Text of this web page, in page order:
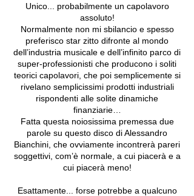
Unico... probabilmente un capolavoro
assoluto!
Normalmente non mi sbilancio e spesso
preferisco star zitto difronte al mondo
dell’industria musicale e dell’infinito parco di
super-professionisti che producono i soliti
teorici capolavori, che poi semplicemente si
rivelano semplicissimi prodotti industriali
rispondenti alle solite dinamiche
finanziarie…
Fatta questa noiosissima premessa due
parole su questo disco di Alessandro
Bianchini, che ovviamente incontrerà pareri
soggettivi, com’è normale, a cui piacerà e a
cui piacerà meno!
Esattamente... forse potrebbe a qualcuno